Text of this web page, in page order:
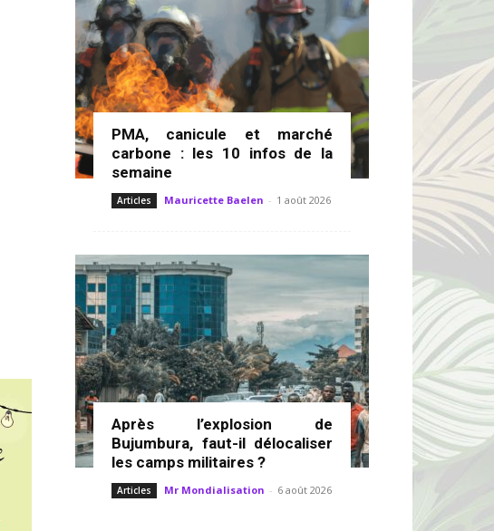
PMA, canicule et marché
carbone : les 10 infos de la
semaine
Articles Mauricette Baelen - 1 août 2026
Après l’explosion de
Bujumbura, faut-il délocaliser
les camps militaires ?
Articles Mr Mondialisation - 6 août 2026